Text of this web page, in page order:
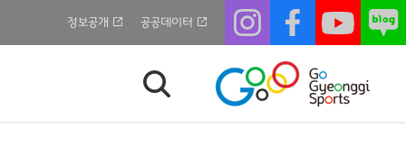
정보공개 공공데이터